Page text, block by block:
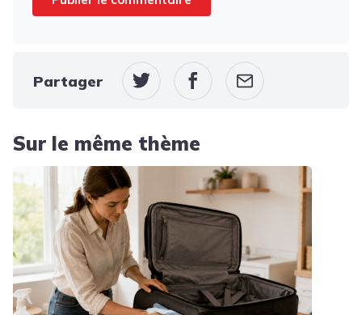
Partager
Sur le même thème